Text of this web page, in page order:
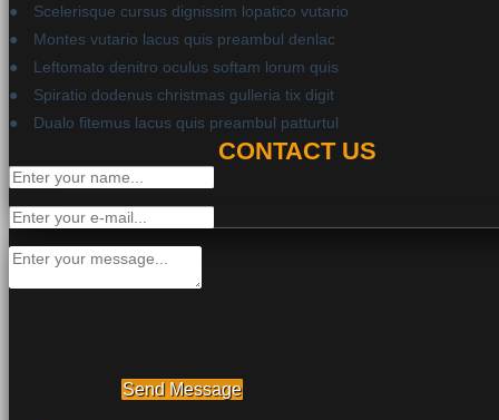
Scelerisque cursus dignissim lopatico vutario
Montes vutario lacus quis preambul denlac
Leftomato denitro oculus softam lorum quis
Spiratio dodenus christmas gulleria tix digit
Dualo fitemus lacus quis preambul patturtul
CONTACT US
Send Message